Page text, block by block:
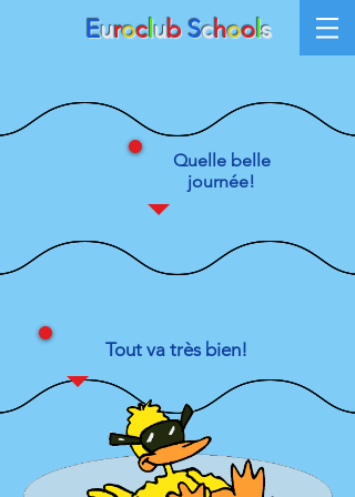
EuroclubSchools
Quelle belle
journée!
Tout va très bien!